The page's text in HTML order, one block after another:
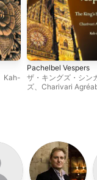
Kah-
Pachelbel Vespers
ザ・キングズ・シン
ズ、 Charivari